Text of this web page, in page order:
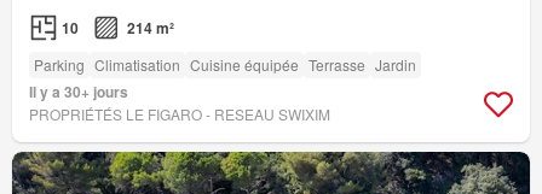
10 214 m²
Parking Climatisation Cuisine équipée Terrasse Jardin
Il y a 30+ jours
PROPRIÉTÉS LE FIGARO - RESEAU SWIXIM